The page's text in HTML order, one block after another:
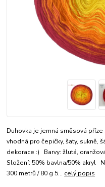
Duhovka je jemná směsová
vhodná pro čepičky, šaty, sukně,
dekorace :) Barvy: žlutá,
Složení: 50% bavlna/50% akryl
300 metrů / 80 g 5... celý popis